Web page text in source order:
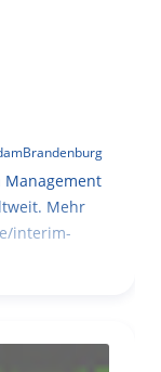
Brandenburg
Management
Mehr
interim-